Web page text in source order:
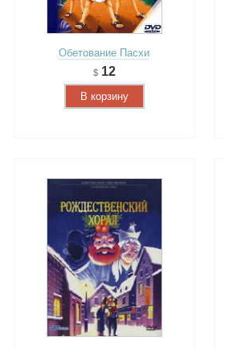
Обетование Пасхи
12
В корзину